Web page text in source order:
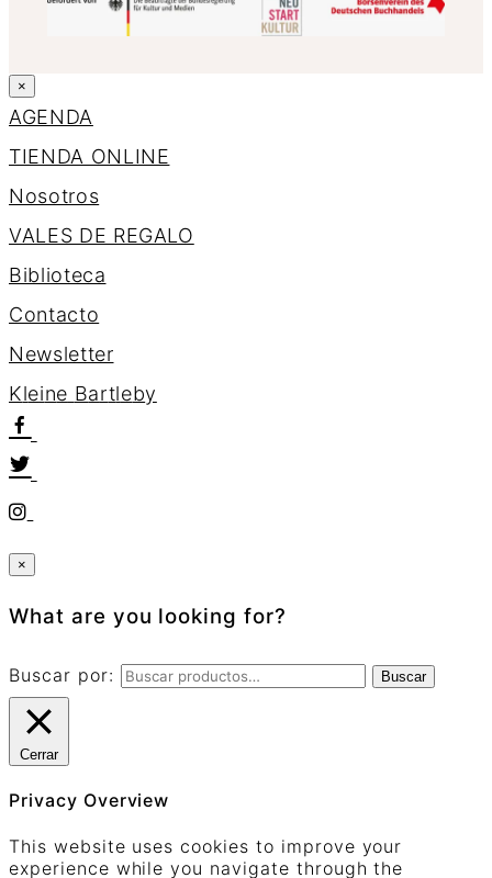
×
AGENDA
TIENDA ONLINE
Nosotros
VALES DE REGALO
Biblioteca
Contacto
Newsletter
Kleine Bartleby
×
What are you looking for?
Buscar por: Buscar
Cerrar
Privacy Overview
This website uses cookies to improve your
experience while you navigate through the